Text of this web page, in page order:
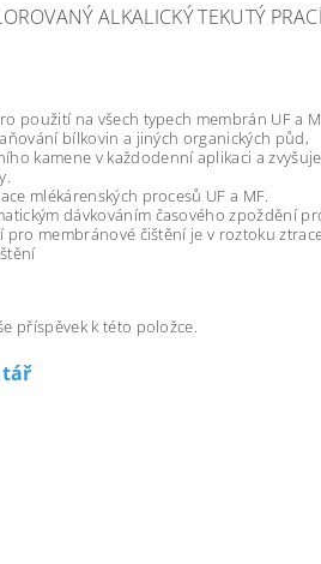
ALKALICKÝ TEKUTÝ
použití na všech typech membrán UF a
bílkovin a jiných organických půd,
kamene v každodenní aplikaci a
mlékárenských procesů UF a MF.
dávkováním časového zpoždění
pro membránové čištění je v roztoku
příspěvek k této položce.